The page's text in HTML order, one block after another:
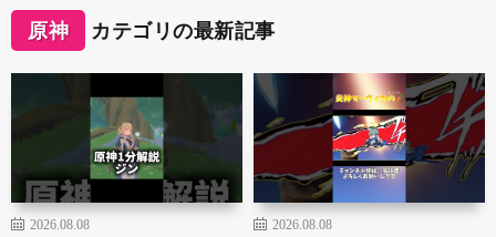
原神 カテゴリの最新記事
2026.08.08 2026.08.08